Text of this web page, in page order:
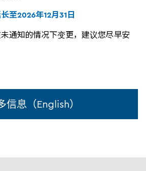
至2026年12月31日
通知的情况下变更，建议您尽早安
信息（English）